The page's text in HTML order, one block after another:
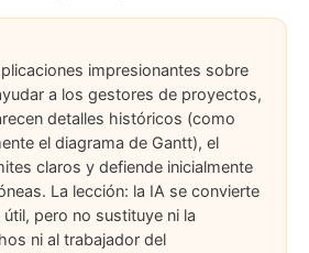
impresionantes sobre
a los gestores de proyectos,
detalles históricos (como
el diagrama de Gantt), el
claros y defiende inicialmente
La lección: la IA se convierte
pero no sustituye ni la
ni al trabajador del